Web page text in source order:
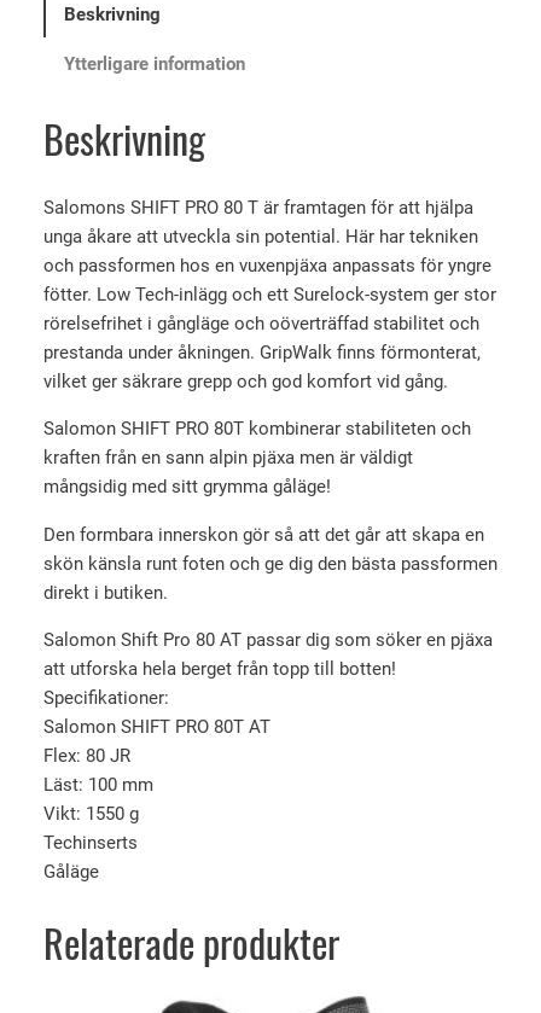
g
i
e
v
a
r
:
4
7
0
k
.
r
2
9
9
0
k
r
.
h
f
t
P
r
o
8
0
(
2
4
m
ä
n
g
d
Beskrivning
Ytterligare information
Beskrivning
Salomons SHIFT PRO 80 T är framtagen för att hjälpa
unga åkare att utveckla sin potential. Här har tekniken
och passformen hos en vuxenpjäxa anpassats för yngre
fötter. Low Tech-inlägg och ett Surelock-system ger stor
rörelsefrihet i gångläge och oöverträffad stabilitet och
prestanda under åkningen. GripWalk finns förmonterat,
vilket ger säkrare grepp och god komfort vid gång.
Salomon SHIFT PRO 80T kombinerar stabiliteten och
kraften från en sann alpin pjäxa men är väldigt
mångsidig med sitt grymma gåläge!
Den formbara innerskon gör så att det går att skapa en
skön känsla runt foten och ge dig den bästa passformen
direkt i butiken.
Salomon Shift Pro 80 AT passar dig som söker en pjäxa
att utforska hela berget från topp till botten!
Specifikationer:
Salomon SHIFT PRO 80T AT
Flex: 80 JR
Läst: 100 mm
Vikt: 1550 g
Techinserts
Gåläge
Relaterade produkter